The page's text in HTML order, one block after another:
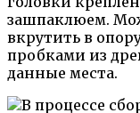
зашпаклюем.
вкрутить в
пробками из
данные места.
В процессе